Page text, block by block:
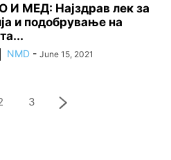
И МЕД: Најздрав лек за
и подобрување на
NMD - June 15, 2021
3